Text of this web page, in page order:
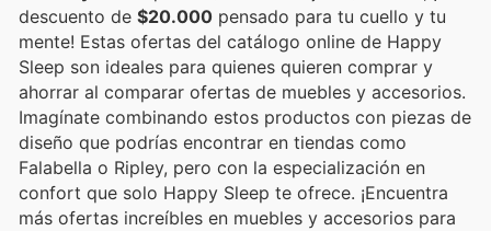
descuento de $20.000 pensado para tu cuello y tu
mente! Estas ofertas del catálogo online de Happy
Sleep son ideales para quienes quieren comprar y
ahorrar al comparar ofertas de muebles y accesorios.
Imagínate combinando estos productos con piezas de
diseño que podrías encontrar en tiendas como
Falabella o Ripley, pero con la especialización en
confort que solo Happy Sleep te ofrece. ¡Encuentra
más ofertas increíbles en muebles y accesorios para